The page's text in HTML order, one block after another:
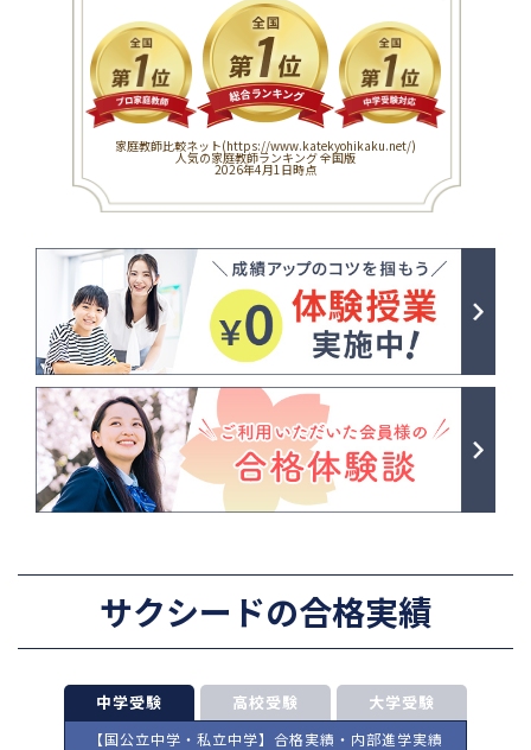
家庭教師比較ネット(https://www.katekyohikaku.net/)
人気の家庭教師ランキング 全国版
2026年4月1日時点
サクシードの合格実績
中学受験 高校受験 大学受験
【国公立中学・私立中学】合格実績・内部進学実績